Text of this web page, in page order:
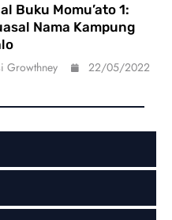
Buku Momu’ato 1:
Nama Kampung
Growthney
22/05/2022